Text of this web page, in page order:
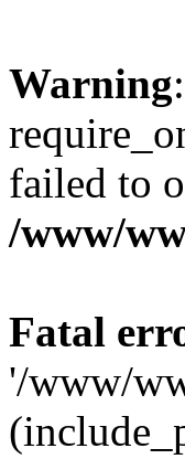
Warning:
failed to
/www/
Fatal
'/www/